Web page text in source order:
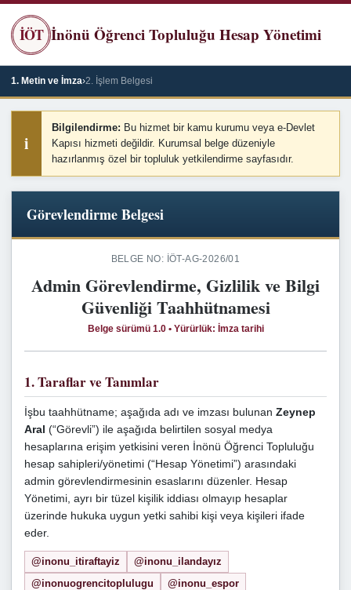
İÖT İnönü Öğrenci Topluluğu Hesap Yönetimi
1. Metin ve İmza›2. İşlem Belgesi
i
Bilgilendirme: Bu hizmet bir kamu kurumu veya e‑Devlet
Kapısı hizmeti değildir. Kurumsal belge düzeniyle
hazırlanmış özel bir topluluk yetkilendirme sayfasıdır.
Görevlendirme Belgesi
BELGE NO: İÖT-AG-2026/01
Admin Görevlendirme, Gizlilik ve Bilgi
Güvenliği Taahhütnamesi
Belge sürümü 1.0 • Yürürlük: İmza tarihi
1. Taraflar ve Tanımlar
İşbu taahhütname; aşağıda adı ve imzası bulunan Zeynep
Aral (“Görevli”) ile aşağıda belirtilen sosyal medya
hesaplarına erişim yetkisini veren İnönü Öğrenci Topluluğu
hesap sahipleri/yönetimi (“Hesap Yönetimi”) arasındaki
admin görevlendirmesinin esaslarını düzenler. Hesap
Yönetimi, ayrı bir tüzel kişilik iddiası olmayıp hesaplar
üzerinde hukuka uygun yetki sahibi kişi veya kişileri ifade
eder.
@inonu_itiraftayiz
@inonu_ilandayız
@inonuogrencitoplulugu
@inonu_espor